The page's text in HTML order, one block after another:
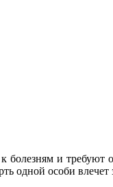
и требуют
одной особи влечет